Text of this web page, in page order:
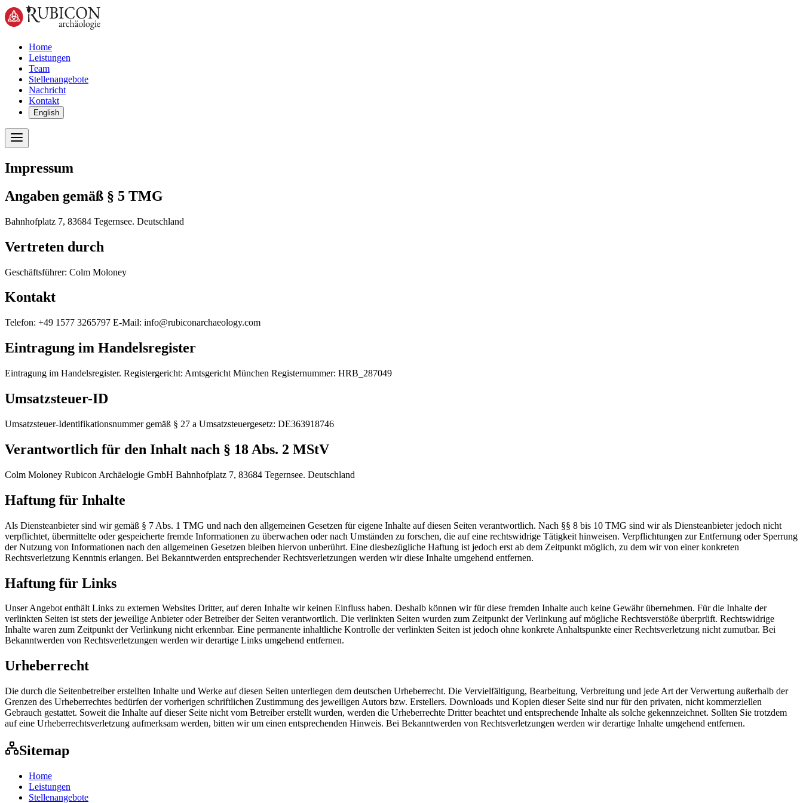
Home
Leistungen
Team
Stellenangebote
Nachricht
Kontakt
English
Impressum
Angaben gemäß § 5 TMG
Bahnhofplatz 7, 83684 Tegernsee. Deutschland
Vertreten durch
Geschäftsführer: Colm Moloney
Kontakt
Telefon: +49 1577 3265797 E-Mail: info@rubiconarchaeology.com
Eintragung im Handelsregister
Eintragung im Handelsregister. Registergericht: Amtsgericht München Registernummer: HRB_287049
Umsatzsteuer-ID
Umsatzsteuer-Identifikationsnummer gemäß § 27 a Umsatzsteuergesetz: DE363918746
Verantwortlich für den Inhalt nach § 18 Abs. 2 MStV
Colm Moloney Rubicon Archäelogie GmbH Bahnhofplatz 7, 83684 Tegernsee. Deutschland
Haftung für Inhalte
Als Diensteanbieter sind wir gemäß § 7 Abs. 1 TMG und nach den allgemeinen Gesetzen für eigene Inhalte auf diesen Seiten verantwortlich. Nach §§ 8 bis 10 TMG sind wir als Diensteanbieter jedoch nicht
verpflichtet, übermittelte oder gespeicherte fremde Informationen zu überwachen oder nach Umständen zu forschen, die auf eine rechtswidrige Tätigkeit hinweisen. Verpflichtungen zur Entfernung oder Sperrung
der Nutzung von Informationen nach den allgemeinen Gesetzen bleiben hiervon unberührt. Eine diesbezügliche Haftung ist jedoch erst ab dem Zeitpunkt möglich, zu dem wir von einer konkreten
Rechtsverletzung Kenntnis erlangen. Bei Bekanntwerden entsprechender Rechtsverletzungen werden wir diese Inhalte umgehend entfernen.
Haftung für Links
Unser Angebot enthält Links zu externen Websites Dritter, auf deren Inhalte wir keinen Einfluss haben. Deshalb können wir für diese fremden Inhalte auch keine Gewähr übernehmen. Für die Inhalte der
verlinkten Seiten ist stets der jeweilige Anbieter oder Betreiber der Seiten verantwortlich. Die verlinkten Seiten wurden zum Zeitpunkt der Verlinkung auf mögliche Rechtsverstöße überprüft. Rechtswidrige
Inhalte waren zum Zeitpunkt der Verlinkung nicht erkennbar. Eine permanente inhaltliche Kontrolle der verlinkten Seiten ist jedoch ohne konkrete Anhaltspunkte einer Rechtsverletzung nicht zumutbar. Bei
Bekanntwerden von Rechtsverletzungen werden wir derartige Links umgehend entfernen.
Urheberrecht
Die durch die Seitenbetreiber erstellten Inhalte und Werke auf diesen Seiten unterliegen dem deutschen Urheberrecht. Die Vervielfältigung, Bearbeitung, Verbreitung und jede Art der Verwertung außerhalb der
Grenzen des Urheberrechtes bedürfen der vorherigen schriftlichen Zustimmung des jeweiligen Autors bzw. Erstellers. Downloads und Kopien dieser Seite sind nur für den privaten, nicht kommerziellen
Gebrauch gestattet. Soweit die Inhalte auf dieser Seite nicht vom Betreiber erstellt wurden, werden die Urheberrechte Dritter beachtet und entsprechende Inhalte als solche gekennzeichnet. Sollten Sie trotzdem
auf eine Urheberrechtsverletzung aufmerksam werden, bitten wir um einen entsprechenden Hinweis. Bei Bekanntwerden von Rechtsverletzungen werden wir derartige Inhalte umgehend entfernen.
Sitemap
Home
Leistungen
Stellenangebote